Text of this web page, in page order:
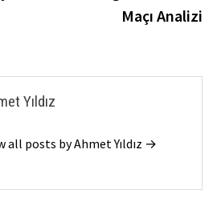
Maçı Analizi
Yıldız
all posts by Ahmet Yıldız →